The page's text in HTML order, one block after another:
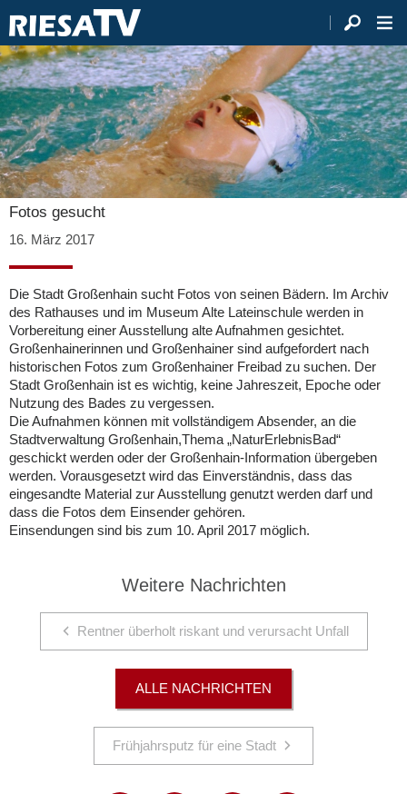
Fotos gesucht
16. März 2017
Die Stadt Großenhain sucht Fotos von seinen Bädern. Im Archiv
des Rathauses und im Museum Alte Lateinschule werden in
Vorbereitung einer Ausstellung alte Aufnahmen gesichtet.
Großenhainerinnen und Großenhainer sind aufgefordert nach
historischen Fotos zum Großenhainer Freibad zu suchen. Der
Stadt Großenhain ist es wichtig, keine Jahreszeit, Epoche oder
Nutzung des Bades zu vergessen.
Die Aufnahmen können mit vollständigem Absender, an die
Stadtverwaltung Großenhain,Thema „NaturErlebnisBad“
geschickt werden oder der Großenhain-Information übergeben
werden. Vorausgesetzt wird das Einverständnis, dass das
eingesandte Material zur Ausstellung genutzt werden darf und
dass die Fotos dem Einsender gehören.
Einsendungen sind bis zum 10. April 2017 möglich.
Weitere Nachrichten
Rentner überholt riskant und verursacht Unfall
ALLE NACHRICHTEN
Frühjahrsputz für eine Stadt